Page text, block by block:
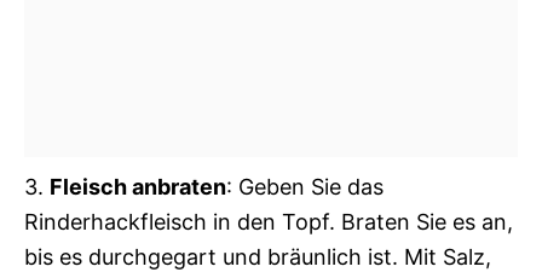
3. Fleisch anbraten: Geben Sie das
Rinderhackfleisch in den Topf. Braten Sie es an,
bis es durchgegart und bräunlich ist. Mit Salz,